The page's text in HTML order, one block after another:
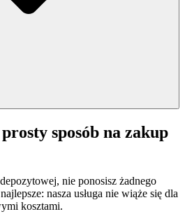
sposób na zakup
nie ponosisz żadnego
nasza usługa nie wiąże się dla
kosztami.